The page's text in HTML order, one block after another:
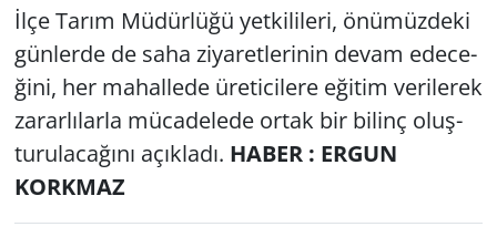
İlçe Tarım Mü­dür­lü­ğü yet­ki­li­le­ri, önü­müz­de­ki
gün­ler­de de saha zi­ya­ret­le­ri­nin devam ede­ce­
ği­ni, her ma­hal­le­de üre­ti­ci­le­re eği­tim ve­ri­le­rek
za­rar­lı­lar­la mü­ca­de­le­de ortak bir bi­linç oluş­
tu­ru­la­ca­ğı­nı açık­la­dı. HABER : ERGUN
KORKMAZ